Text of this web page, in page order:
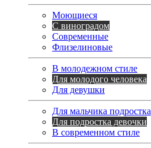
Моющиеся
С виноградом
Современные
Флизелиновые
В молодежном стиле
Для молодого человека
Для девушки
Для мальчика подростка
Для подростка девочки
В современном стиле